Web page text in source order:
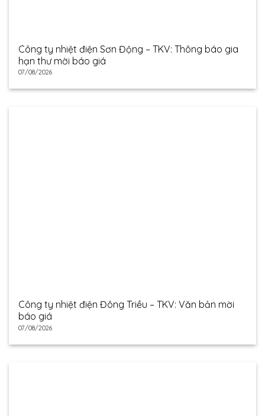
Công ty nhiệt điện Sơn Động – TKV: Thông báo gia
hạn thư mời báo giá
07/08/2026
Công ty nhiệt điện Đông Triều – TKV: Văn bản mời
báo giá
07/08/2026